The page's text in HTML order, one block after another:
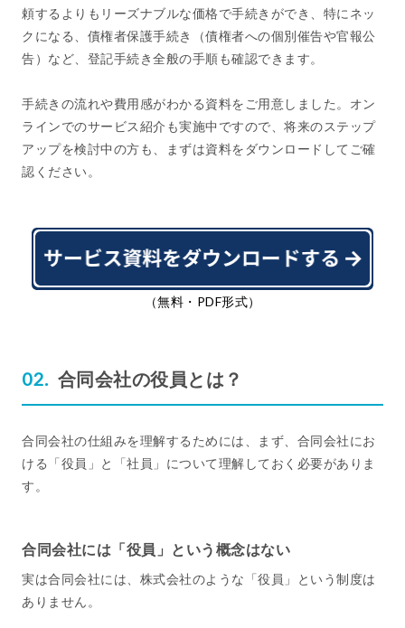
頼するよりもリーズナブルな価格で手続きができ、特にネッ
クになる、債権者保護手続き（債権者への個別催告や官報公
告）など、登記手続き全般の手順も確認できます。
手続きの流れや費用感がわかる資料をご用意しました。オン
ラインでのサービス紹介も実施中ですので、将来のステップ
アップを検討中の方も、まずは資料をダウンロードしてご確
認ください。
（無料・PDF形式）
合同会社の役員とは？
合同会社の仕組みを理解するためには、まず、合同会社にお
ける「役員」と「社員」について理解しておく必要がありま
す。
合同会社には「役員」という概念はない
実は合同会社には、株式会社のような「役員」という制度は
ありません。